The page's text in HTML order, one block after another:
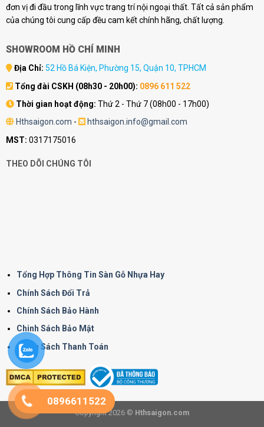
đơn vị đi đầu trong lĩnh vực trang trí nội ngoại thất. Tất cả sản phẩm
của chúng tôi cung cấp đều cam kết chính hãng, chất lượng.
SHOWROOM HỒ CHÍ MINH
Địa Chỉ: 52 Hồ Bá Kiện, Phường 15, Quận 10, TPHCM
Tổng đài CSKH (08h30 - 20h00): 0896 611 522
Thời gian hoạt động: Thứ 2 - Thứ 7 (08h00 - 17h00)
Hthsaigon.com -
hthsaigon.info@gmail.com
MST: 0317175016
THEO DÕI CHÚNG TÔI
Tổng Hợp Thông Tin Sàn Gỗ Nhựa Hay
Chính Sách Đổi Trả
Chính Sách Bảo Hành
Chinh Sách Bảo Mật
Chính Sách Thanh Toán
Copyright 2026 © Hthsaigon.com
0896611522